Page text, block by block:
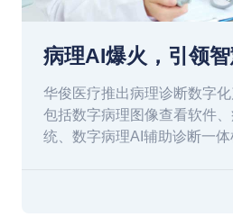
病理AI爆火，引领
华俊医疗推出病理诊断数字化
包括数字病理图像查看软件
统、数字病理AI辅助诊断一体